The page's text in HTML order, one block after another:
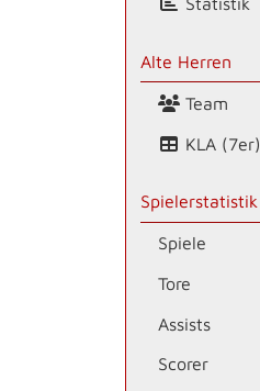
Alte Herren
Team
KLA (7er)
Spielerstatistik
Spiele
Tore
Assists
Scorer